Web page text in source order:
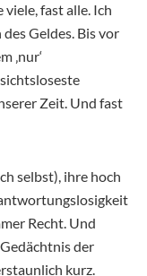
fast alle. Ich
Geldes. Bis vor
‚nur‘
Zeit. Und fast
selbst), ihre hoch
Recht. Und
der
kurz.